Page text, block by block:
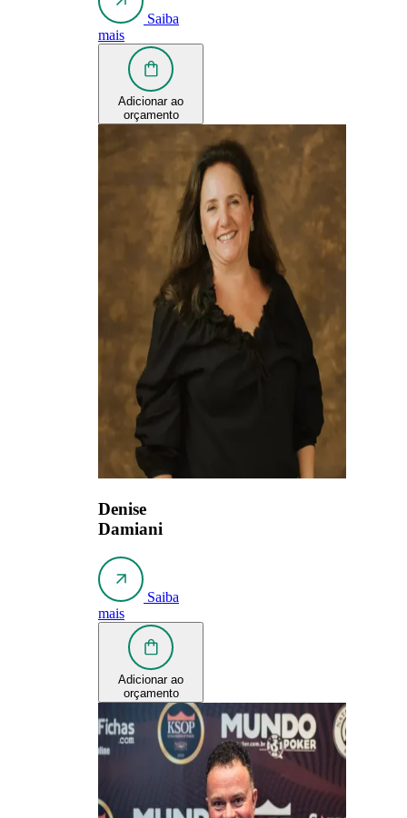
Saiba
mais
Adicionar ao
orçamento
Denise
Damiani
Saiba
mais
Adicionar ao
orçamento